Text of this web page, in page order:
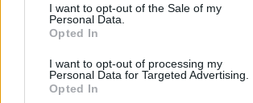
I want to opt-out of the Sale of my
Personal Data.
Opted In
I want to opt-out of processing my
Personal Data for Targeted Advertising.
Opted In
Moottoripyöräilijä
– tutkaan hurja ylinopeus